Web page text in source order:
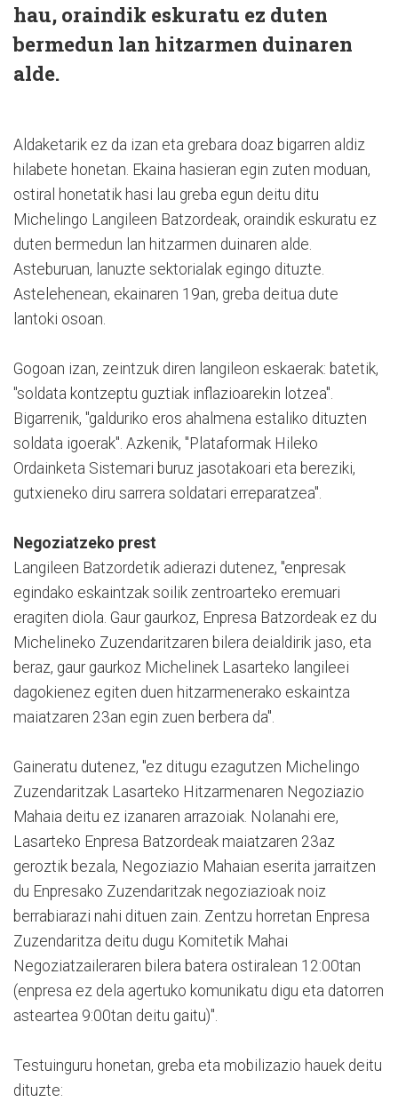
hau, oraindik eskuratu ez duten
bermedun lan hitzarmen duinaren
alde.
Aldaketarik ez da izan eta grebara doaz bigarren aldiz
hilabete honetan. Ekaina hasieran egin zuten moduan,
ostiral honetatik hasi lau greba egun deitu ditu
Michelingo Langileen Batzordeak, oraindik eskuratu ez
duten bermedun lan hitzarmen duinaren alde.
Asteburuan, lanuzte sektorialak egingo dituzte.
Astelehenean, ekainaren 19an, greba deitua dute
lantoki osoan.
Gogoan izan, zeintzuk diren langileon eskaerak: batetik,
"soldata kontzeptu guztiak inflazioarekin lotzea".
Bigarrenik, "galduriko eros ahalmena estaliko dituzten
soldata igoerak". Azkenik, "Plataformak Hileko
Ordainketa Sistemari buruz jasotakoari eta bereziki,
gutxieneko diru sarrera soldatari erreparatzea".
Negoziatzeko prest
Langileen Batzordetik adierazi dutenez, "enpresak
egindako eskaintzak soilik zentroarteko eremuari
eragiten diola. Gaur gaurkoz, Enpresa Batzordeak ez du
Michelineko Zuzendaritzaren bilera deialdirik jaso, eta
beraz, gaur gaurkoz Michelinek Lasarteko langileei
dagokienez egiten duen hitzarmenerako eskaintza
maiatzaren 23an egin zuen berbera da".
Gaineratu dutenez, "ez ditugu ezagutzen Michelingo
Zuzendaritzak Lasarteko Hitzarmenaren Negoziazio
Mahaia deitu ez izanaren arrazoiak. Nolanahi ere,
Lasarteko Enpresa Batzordeak maiatzaren 23az
geroztik bezala, Negoziazio Mahaian eserita jarraitzen
du Enpresako Zuzendaritzak negoziazioak noiz
berrabiarazi nahi dituen zain. Zentzu horretan Enpresa
Zuzendaritza deitu dugu Komitetik Mahai
Negoziatzaileraren bilera batera ostiralean 12:00tan
(enpresa ez dela agertuko komunikatu digu eta datorren
asteartea 9:00tan deitu gaitu)".
Testuinguru honetan, greba eta mobilizazio hauek deitu
dituzte: